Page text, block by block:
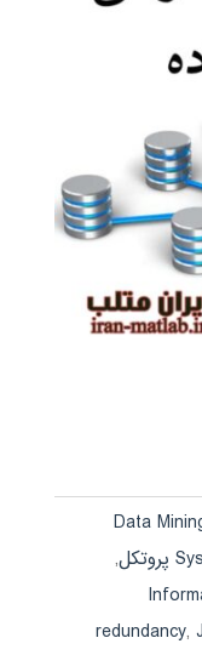
Data
,
redundancy,